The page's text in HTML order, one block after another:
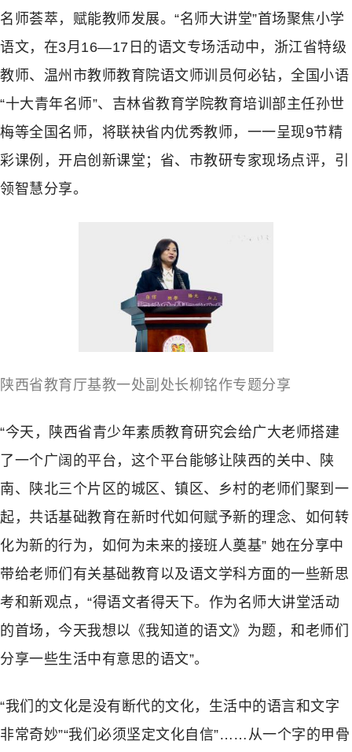
名师荟萃，赋能教师发展。“名师大讲堂”首场聚焦小学
语文，在3月16—17日的语文专场活动中，浙江省特级
教师、温州市教师教育院语文师训员何必钻，全国小语
“十大青年名师”、吉林省教育学院教育培训部主任孙世
梅等全国名师，将联袂省内优秀教师，一一呈现9节精
彩课例，开启创新课堂；省、市教研专家现场点评，引
领智慧分享。
陕西省教育厅基教一处副处长柳铭作专题分享
“今天，陕西省青少年素质教育研究会给广大老师搭建
了一个广阔的平台，这个平台能够让陕西的关中、陕
南、陕北三个片区的城区、镇区、乡村的老师们聚到一
起，共话基础教育在新时代如何赋予新的理念、如何转
化为新的行为，如何为未来的接班人奠基” 她在分享中
带给老师们有关基础教育以及语文学科方面的一些新思
考和新观点，“得语文者得天下。作为名师大讲堂活动
的首场，今天我想以《我知道的语文》为题，和老师们
分享一些生活中有意思的语文”。
“我们的文化是没有断代的文化，生活中的语言和文字
非常奇妙”“我们必须坚定文化自信”……从一个字的甲骨